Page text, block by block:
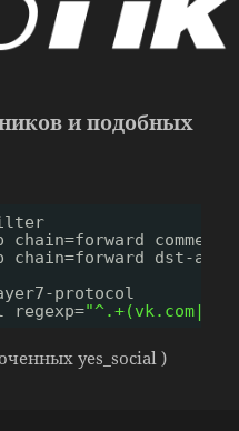
и подобных
comment=
chain=forward dst-
protocol
regexp=
yes_social )